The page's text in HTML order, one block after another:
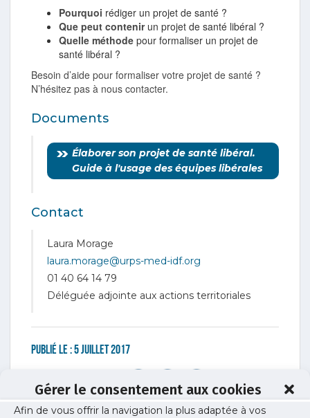
Gérer le consentement aux cookies
Afin de vous offrir la navigation la plus adaptée à vos
Pourquoi rédiger un projet de santé ?
Que peut contenirun projet de santé libéral ?
Quelle méthode pour formaliser un projet de
santé libéral ?
Besoin d’aide pour formaliser votre projet de santé ?
N’hésitez pas à nous contacter.
Documents
Élaborer son projet de santé libéral.
Guide à l'usage des équipes libérales
Contact
Laura Morage
laura.morage@urps-med-idf.org
01 40 64 14 79
Déléguée adjointe aux actions territoriales
Publié le :5 juillet 2017
Partager cet article :